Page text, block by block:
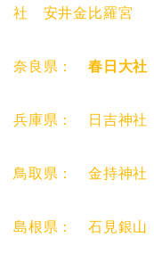
社 安井金比羅宮
奈良県： 春日大社
兵庫県： 日吉神社
鳥取県： 金持神社
島根県： 石見銀